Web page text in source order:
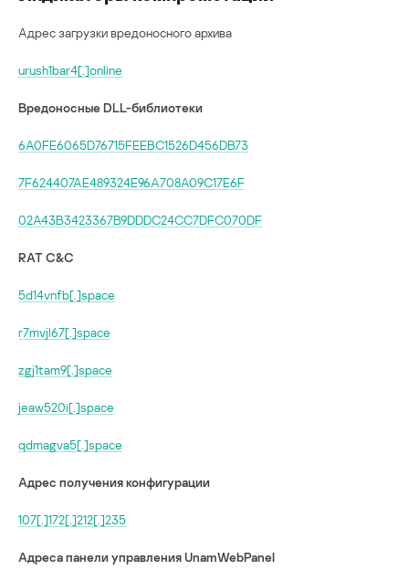
Адрес загрузки вредоносного архива
urush1bar4[.]online
Вредоносные DLL-библиотеки
6A0FE6065D76715FEEBC1526D456DB73
7F624407AE489324E96A708A09C17E6F
02A43B3423367B9DDDC24CC7DFC070DF
RAT C&C
5d14vnfb[.]space
r7mvjl67[.]space
zgj1tam9[.]space
jeaw520i[.]space
qdmagva5[.]space
Адрес получения конфигурации
107[.]172[.]212[.]235
Адреса панели управления UnamWebPanel